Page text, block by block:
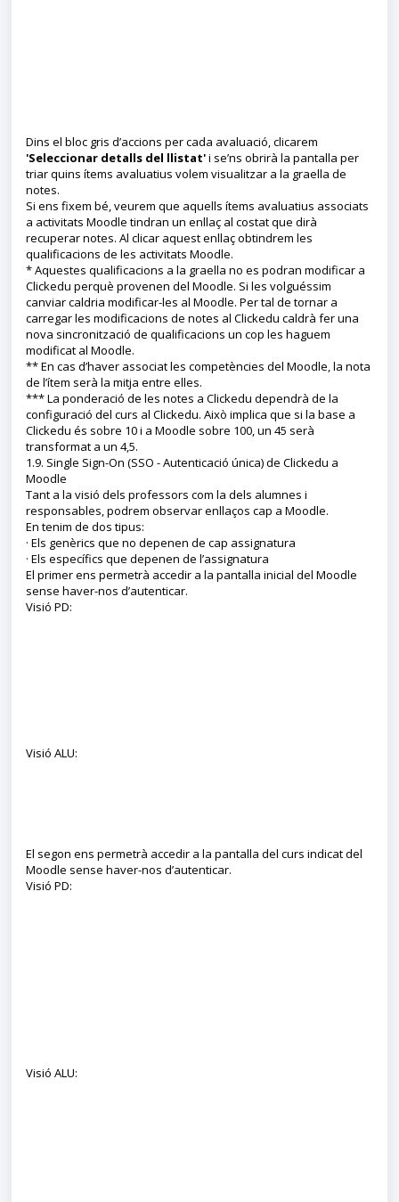
Dins el bloc gris d’accions per cada avaluació, clicarem
'Seleccionar detalls del llistat'i se’ns obrirà la pantalla per
triar quins ítems avaluatius volem visualitzar a la graella de
notes.
Si ens fixem bé, veurem que aquells ítems avaluatius associats
a activitats Moodle tindran un enllaç al costat que dirà
recuperar notes. Al clicar aquest enllaç obtindrem les
qualificacions de les activitats Moodle.
* Aquestes qualificacions a la graella no es podran modificar a
Clickedu perquè provenen del Moodle. Si les volguéssim
canviar caldria modificar-les al Moodle. Per tal de tornar a
carregar les modificacions de notes al Clickedu caldrà fer una
nova sincronització de qualificacions un cop les haguem
modificat al Moodle.
** En cas d’haver associat les competències del Moodle, la nota
de l’ítem serà la mitja entre elles.
*** La ponderació de les notes a Clickedu dependrà de la
configuració del curs al Clickedu. Això implica que si la base a
Clickedu és sobre 10 i a Moodle sobre 100, un 45 serà
transformat a un 4,5.
1.9. Single Sign-On (SSO - Autenticació única) de Clickedu a
Moodle
Tant a la visió dels professors com la dels alumnes i
responsables, podrem observar enllaços cap a Moodle.
En tenim de dos tipus:
· Els genèrics que no depenen de cap assignatura
· Els específics que depenen de l’assignatura
El primer ens permetrà accedir a la pantalla inicial del Moodle
sense haver-nos d’autenticar.
Visió PD:
Visió ALU:
El segon ens permetrà accedir a la pantalla del curs indicat del
Moodle sense haver-nos d’autenticar.
Visió PD:
Visió ALU: